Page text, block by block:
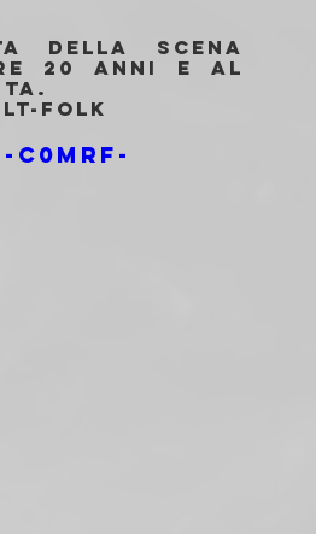
della scena
20 anni e al
Folk